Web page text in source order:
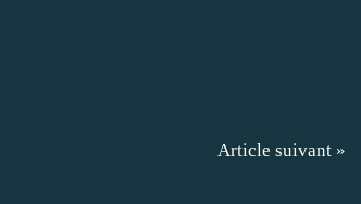
Article suivant »